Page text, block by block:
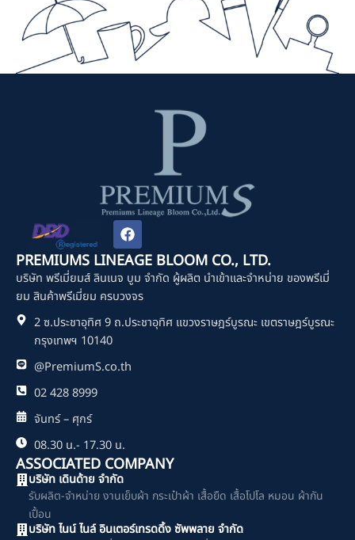
F
a
c
e
b
o
k
PREMIUMS LINEAGE BLOOM CO., LTD.
บริษัท พรีเมี่ยมส์ ลินเนจ บูม จำกัด ผู้ผลิต นำเข้าและจำหน่าย ของพรีเมี่
ยม สินค้าพรีเมี่ยม ครบวงจร
2 ซ.ประชาอุทิศ 9 ถ.ประชาอุทิศ แขวงราษฎร์บูรณะ เขตราษฎร์บูรณะ
กรุงเทพฯ 10140
@PremiumS.co.th
02 428 8999
จันทร์ – ศุกร์
08.30 น.- 17.30 น.
ASSOCIATED COMPANY
บริษัท เดินด้าย จำกัด
รับผลิต-จำหน่าย งานเย็บผ้า กระเป๋าผ้า เสื้อยืด เสื้อโปโล หมอน ผ้ากัน
เปื้อน
บริษัท ไนน์ ไนล์ อินเตอร์เทรดดิ้ง ซัพพลาย จำกัด